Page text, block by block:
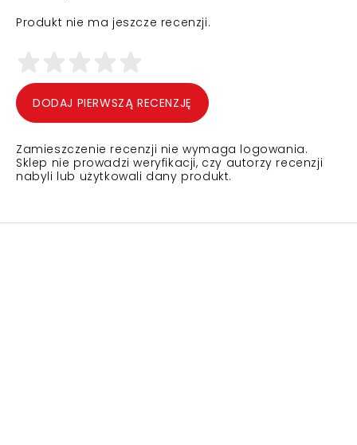
Produkt nie ma jeszcze recenzji.
DODAJ PIERWSZĄ RECENZJĘ
Zamieszczenie recenzji nie wymaga logowania.
Sklep nie prowadzi weryfikacji, czy autorzy recenzji
nabyli lub użytkowali dany produkt.